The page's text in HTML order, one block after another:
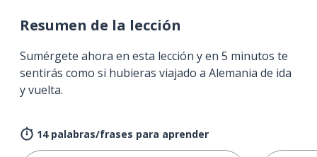
Resumen de la lección
Sumérgete ahora en esta lección y en 5 minutos te
sentirás como si hubieras viajado a Alemania de ida
y vuelta.
14 palabras/frases para aprender